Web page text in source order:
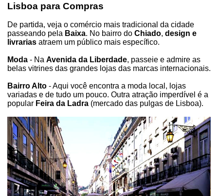
Lisboa para Compras
De partida, veja o comércio mais tradicional da cidade
passeando pela Baixa. No bairro do Chiado, design e
livrarias atraem um público mais específico.
Moda - Na Avenida da Liberdade, passeie e admire as
belas vitrines das grandes lojas das marcas internacionais.
Bairro Alto - Aqui você encontra a moda local, lojas
variadas e de tudo um pouco. Outra atração imperdível é a
popular Feira da Ladra (mercado das pulgas de Lisboa).